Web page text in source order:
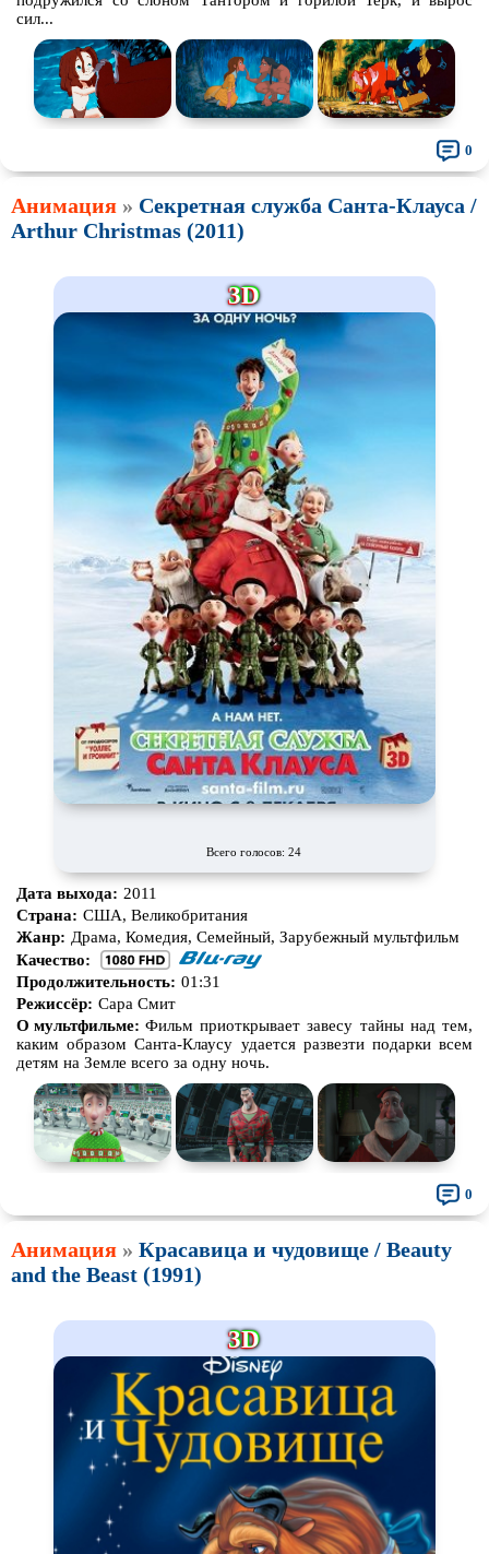
сил...
0
Анимация » Секретная служба Санта-Клауса /
Arthur Christmas (2011)
3D
Всего голосов: 24
Дата выхода: 2011
Страна: США, Великобритания
Жанр: Драма, Комедия, Семейный, Зарубежный мультфильм
Качество:
Продолжительность: 01:31
Режиссёр: Сара Смит
О мультфильме: Фильм приоткрывает завесу тайны над тем,
каким образом Санта-Клаусу удается развезти подарки всем
детям на Земле всего за одну ночь.
0
Анимация » Красавица и чудовище / Beauty
and the Beast (1991)
3D